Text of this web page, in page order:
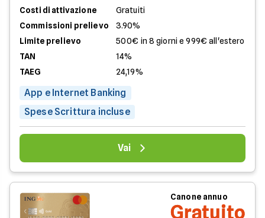
Costi di attivazione
Gratuiti
Commissioni prelievo
3.90%
Limite prelievo
500€ in 8 giorni e 999€ all'estero
TAN
14%
TAEG
24,19%
App e Internet Banking
Spese Scrittura incluse
Vai
Canone annuo
Gratuito